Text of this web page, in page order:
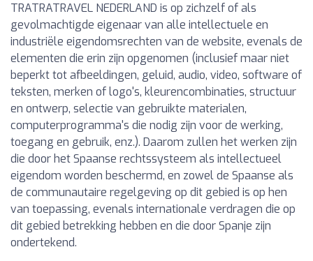
TRATRATRAVEL NEDERLAND is op zichzelf of als
gevolmachtigde eigenaar van alle intellectuele en
industriële eigendomsrechten van de website, evenals de
elementen die erin zijn opgenomen (inclusief maar niet
beperkt tot afbeeldingen, geluid, audio, video, software of
teksten, merken of logo's, kleurencombinaties, structuur
en ontwerp, selectie van gebruikte materialen,
computerprogramma's die nodig zijn voor de werking,
toegang en gebruik, enz.). Daarom zullen het werken zijn
die door het Spaanse rechtssysteem als intellectueel
eigendom worden beschermd, en zowel de Spaanse als
de communautaire regelgeving op dit gebied is op hen
van toepassing, evenals internationale verdragen die op
dit gebied betrekking hebben en die door Spanje zijn
ondertekend.